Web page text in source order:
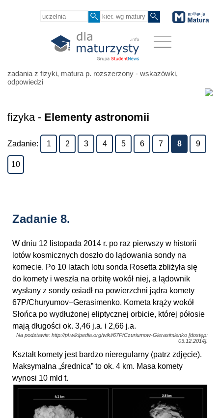
zadania z fizyki, matura p. rozszerzony - wskazówki,
odpowiedzi
fizyka - Elementy astronomii
Zadanie: 1 2 3 4 5 6 7 8 9
10
Zadanie 8.
W dniu 12 listopada 2014 r. po raz pierwszy w historii
lotów kosmicznych doszło do lądowania sondy na
komecie. Po 10 latach lotu sonda Rosetta zbliżyła się
do komety i weszła na orbitę wokół niej, a lądownik
wysłany z sondy osiadł na powierzchni jądra komety
67P/Churyumov–Gerasimenko. Kometa krąży wokół
Słońca po wydłużonej eliptycznej orbicie, której półosie
mają długości ok. 3,46 j.a. i 2,66 j.a.
Na podstawie: http://pl.wikipedia.org/wiki/67P/Czuriumow-Gierasimienko [dostęp:
03.12.2014].
Kształt komety jest bardzo nieregularny (patrz zdjęcie).
Maksymalna „średnica” to ok. 4 km. Masa komety
wynosi 10 mld t.